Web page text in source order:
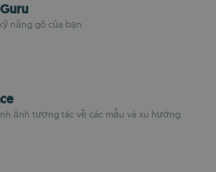
năng gõ của bạn
ảnh tương tác về các mẫu và xu hướng